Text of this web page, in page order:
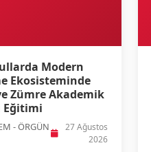
Modern
Ekosisteminde
Zümre Akademik
Eğitimi
- ÖRGÜN
27 Ağustos
2026